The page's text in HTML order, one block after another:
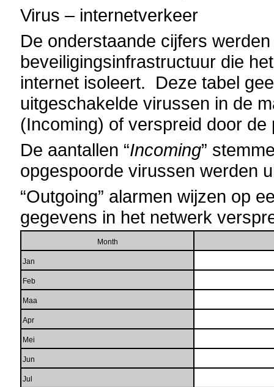
Virus – internetverkeer
De onderstaande cijfers
beveiligingsinfrastructuur die
internet isoleert. Deze tabel
uitgeschakelde virussen in de
(Incoming) of verspreid door de
De aantallen “Incoming”
opgespoorde virussen werden
“Outgoing” alarmen wijzen op
gegevens in het netwerk
Month
Jan
Feb
Maa
Apr
Mei
Jun
Jul